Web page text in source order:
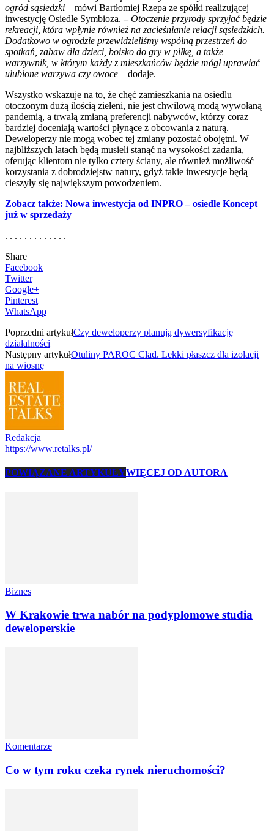
ogród sąsiedzki – mówi Bartłomiej Rzepa ze spółki realizującej
inwestycję Osiedle Symbioza. –Otoczenie przyrody sprzyjać będzie
rekreacji, która wpłynie również na zacieśnianie relacji sąsiedzkich.
Dodatkowo w ogrodzie przewidzieliśmy wspólną przestrzeń do
spotkań, zabaw dla dzieci, boisko do gry w piłkę, a także
warzywnik, w którym każdy z mieszkańców będzie mógł uprawiać
ulubione warzywa czy owoce – dodaje.
Wszystko wskazuje na to, że chęć zamieszkania na osiedlu
otoczonym dużą ilością zieleni, nie jest chwilową modą wywołaną
pandemią, a trwałą zmianą preferencji nabywców, którzy coraz
bardziej doceniają wartości płynące z obcowania z naturą.
Deweloperzy nie mogą wobec tej zmiany pozostać obojętni. W
najbliższych latach będą musieli stanąć na wysokości zadania,
oferując klientom nie tylko cztery ściany, ale również możliwość
korzystania z dobrodziejstw natury, gdyż takie inwestycje będą
cieszyły się największym powodzeniem.
Zobacz także: Nowa inwestycja od INPRO – osiedle Koncept
już w sprzedaży
. . . . . . . . . . . . .
Share
Facebook
Twitter
Google+
Pinterest
WhatsApp
Poprzedni artykułCzy deweloperzy planują dywersyfikację
działalności
Następny artykułOtuliny PAROC Clad. Lekki płaszcz dla izolacji
na wiosnę
Redakcja
https://www.retalks.pl/
POWIĄZANE ARTYKUŁYWIĘCEJ OD AUTORA
Biznes
W Krakowie trwa nabór na podyplomowe studia
deweloperskie
Komentarze
Co w tym roku czeka rynek nieruchomości?